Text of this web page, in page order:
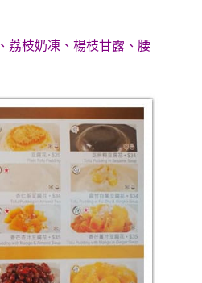
荔枝奶凍、楊枝甘露、腰